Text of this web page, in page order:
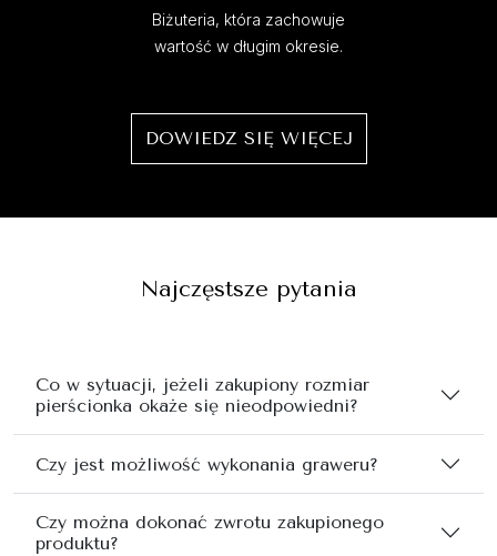
Biżuteria, która zachowuje
wartość w długim okresie.
DOWIEDZ SIĘ WIĘCEJ
Najczęstsze pytania
Co w sytuacji, jeżeli zakupiony rozmiar
pierścionka okaże się nieodpowiedni?
Czy jest możliwość wykonania graweru?
Czy można dokonać zwrotu zakupionego
produktu?